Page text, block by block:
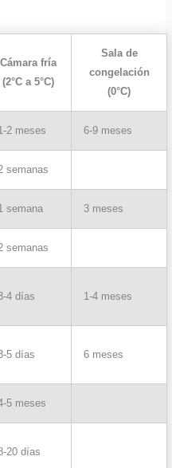
Cámara fría
(2°C a 5°C)
Sala de
congelación
(0°C)
2 meses 6-9 meses
semanas
semana 3 meses
semanas
4 días 1-4 meses
5 días 6 meses
5 meses
20 días